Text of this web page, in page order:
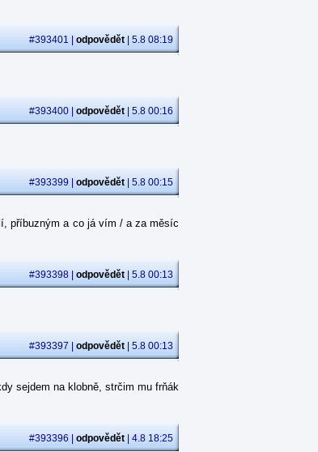
#393401 | odpovědět | 5.8 08:19
#393400 | odpovědět | 5.8 00:16
#393399 | odpovědět | 5.8 00:15
příbuzným a co já vím / a za měsíc
#393398 | odpovědět | 5.8 00:13
#393397 | odpovědět | 5.8 00:13
sejdem na klobně, strčim mu frňák
#393396 | odpovědět | 4.8 18:25